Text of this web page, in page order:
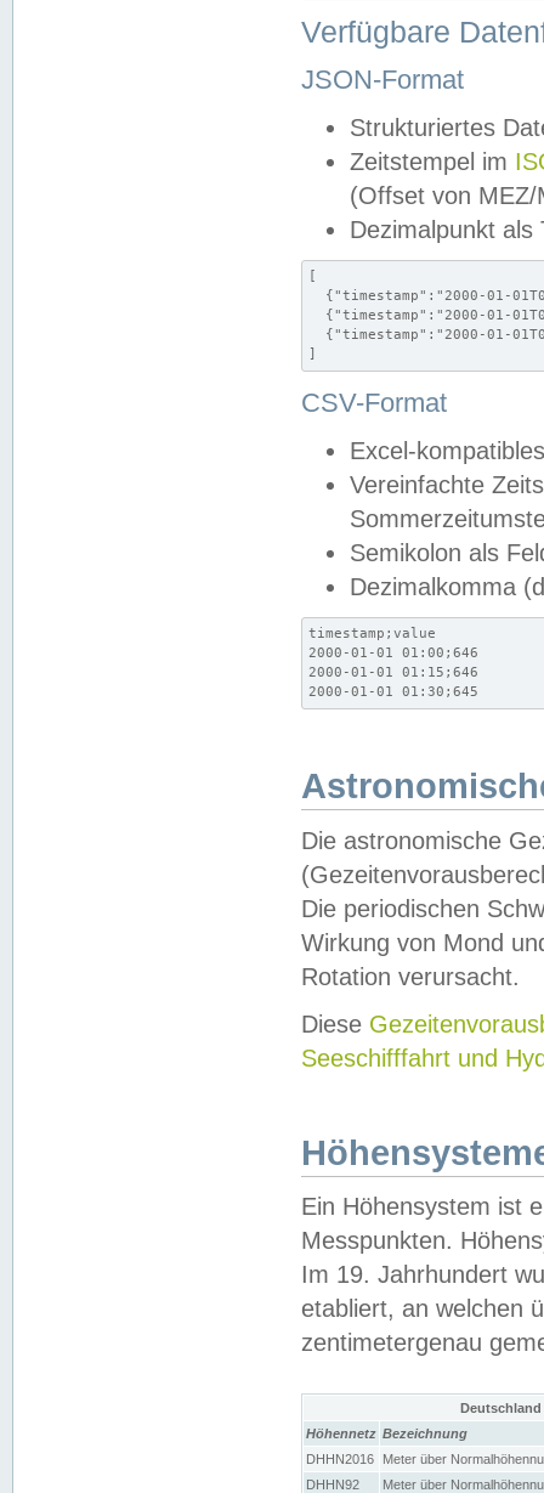
Verfügbare
JSON-Format
Strukturiertes
Zeitstempel im
(Offset von MEZ/
Dezimalpunkt als
[
{"timestamp":"2000-01-
{"timestamp":"2000-01-
{"timestamp":"2000-01-
]
CSV-Format
Excel-
Vereinfachte
Semikolon als
Dezimalkomma
timestamp;value
2000-01-01 01:00;646
2000-01-01 01:15;646
2000-01-01 01:30;645
Die astronomische
Die periodischen
Wirkung von Mond
Rotation verursacht.
Diese
Seeschifffahrt und
Ein Höhensystem ist
Messpunkten.
Im 19. Jahrhundert
etabliert, an welchen
zentimetergenau
Höhennetz Bezeichnung
DHHN2016
Meter über
DHHN92
Meter über